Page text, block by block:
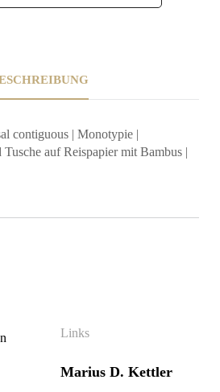
contiguous | Monotypie |
auf Reispapier mit Bambus |
Links
Marius D. Kettler